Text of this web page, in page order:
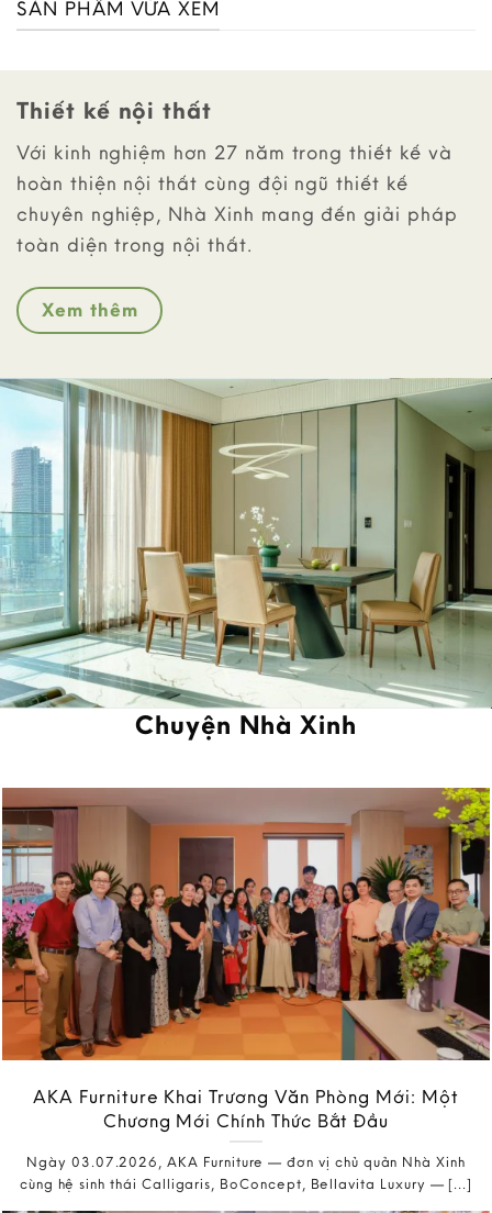
SẢN PHẨM VỪA XEM
Thiết kế nội thất
Với kinh nghiệm hơn 27 năm trong thiết kế và
hoàn thiện nội thất cùng đội ngũ thiết kế
chuyên nghiệp, Nhà Xinh mang đến giải pháp
toàn diện trong nội thất.
Xem thêm
Chuyện Nhà Xinh
AKA Furniture Khai Trương Văn Phòng Mới: Một
Chương Mới Chính Thức Bắt Đầu
Ngày 03.07.2026, AKA Furniture — đơn vị chủ quản Nhà Xinh
cùng hệ sinh thái Calligaris, BoConcept, Bellavita Luxury — [...]